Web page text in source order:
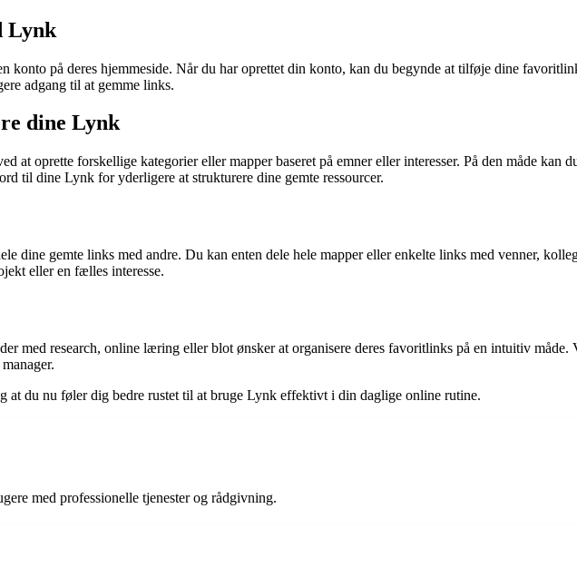
Lynk
konto på deres hjemmeside. Når du har oprettet din konto, kan du begynde at tilføje dine
adgang til at gemme links.
dine Lynk
at oprette forskellige kategorier eller mapper baseret på emner eller interesser. På den måde kan
til dine Lynk for yderligere at strukturere dine gemte ressourcer.
dine gemte links med andre. Du kan enten dele hele mapper eller enkelte links med venner,
eller en fælles interesse.
med research, online læring eller blot ønsker at organisere deres favoritlinks på en intuitiv
at du nu føler dig bedre rustet til at bruge Lynk effektivt i din daglige online rutine.
med professionelle tjenester og rådgivning.